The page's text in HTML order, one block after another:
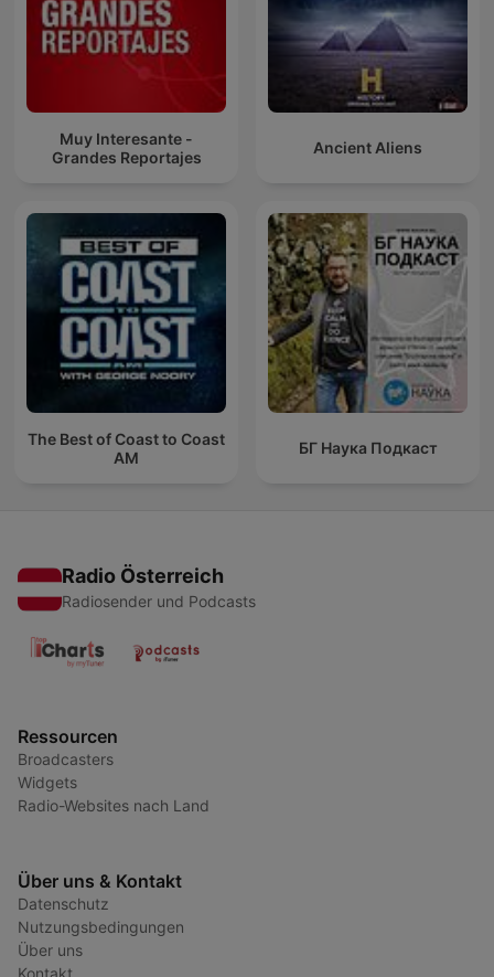
Muy Interesante -
Grandes Reportajes
Ancient Aliens
The Best of Coast to Coast
AM
БГ Наука Подкаст
Radio Österreich
Radiosender und Podcasts
Ressourcen
Broadcasters
Widgets
Radio-Websites nach Land
Über uns & Kontakt
Datenschutz
Nutzungsbedingungen
Über uns